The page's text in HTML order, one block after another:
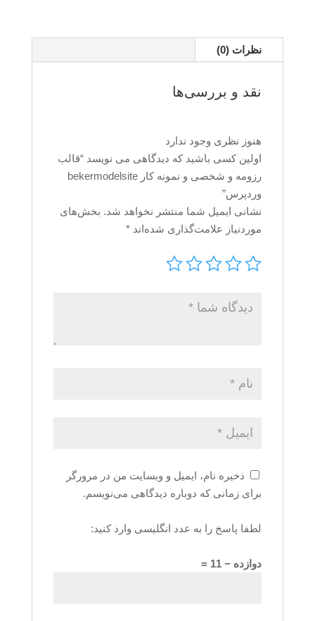
نظرات (0)
نقد و بررسی‌ها
هنوز نظری وجود ندارد
اولین کسی باشید که دیدگاهی می نویسد “قالب
رزومه و شخصی و نمونه کار bekermodelsite
وردپرس”
نشانی ایمیل شما منتشر نخواهد شد. بخش‌های
موردنیاز علامت‌گذاری شده‌اند *
ذخیره نام، ایمیل و وبسایت من در مرورگر
برای زمانی که دوباره دیدگاهی می‌نویسم.
لطفا پاسخ را به عدد انگلیسی وارد کنید:
دوازده − 11 =